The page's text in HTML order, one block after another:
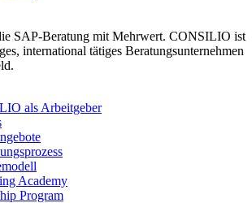
SAP-Beratung mit Mehrwert. CONSILIO ist
international tätiges Beratungsunternehmen
als Arbeitgeber
Academy
Program